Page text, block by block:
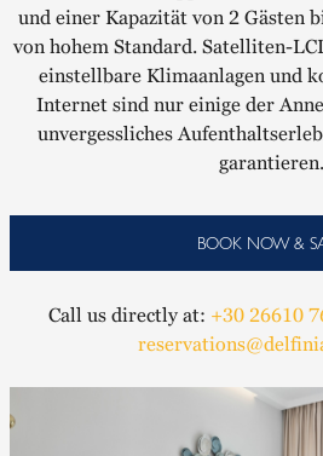
und einer Kapazität von 2 Gästen
von hohem Standard. Satelliten-
einstellbare Klimaanlagen und
Internet sind nur einige der
unvergessliches
garantieren.
BOOK NOW &
Call us directly at: +30 26610